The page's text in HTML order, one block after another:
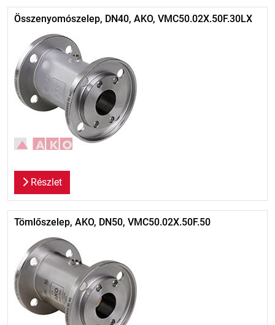
Összenyomószelep, DN40, AKO, VMC50.02X.50F.30LX
Részlet
Tömlőszelep, AKO, DN50, VMC50.02X.50F.50